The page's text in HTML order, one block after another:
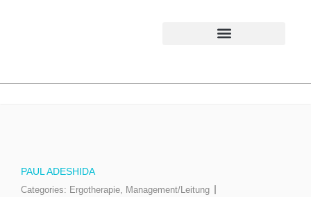
PAUL ADESHIDA
Categories: Ergotherapie, Management/Leitung